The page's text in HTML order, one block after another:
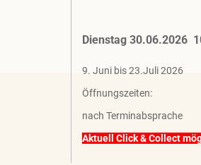
Dienstag 30.06.2026
9. Juni bis 23.Juli 2026
Öffnungszeiten:
nach Terminabsprache
Aktuell Click & Collect